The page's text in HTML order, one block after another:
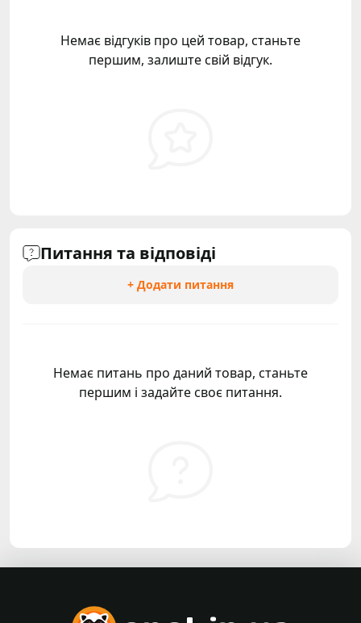
Немає відгуків про цей товар, станьте
першим, залиште свій відгук.
Питання та відповіді
+ Додати питання
Немає питань про даний товар, станьте
першим і задайте своє питання.